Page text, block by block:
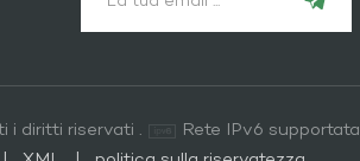
i diritti riservati .
Rete IPv6 supportata